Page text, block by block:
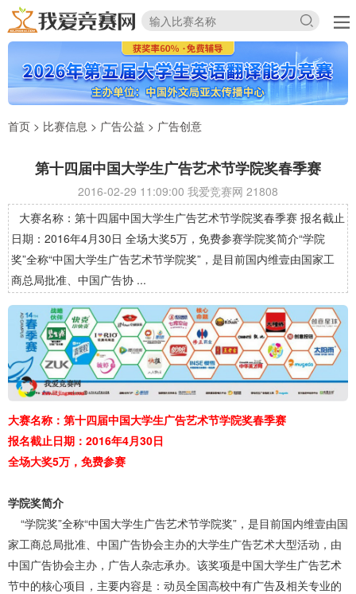
首页 > 比赛信息 > 广告公益 > 广告创意
第十四届中国大学生广告艺术节学院奖春季赛
2016-02-29 11:09:00 我爱竞赛网 21808
大赛名称：第十四届中国大学生广告艺术节学院奖春季赛 报名截止
日期：2016年4月30日 全场大奖5万，免费参赛学院奖简介“学院
奖”全称“中国大学生广告艺术节学院奖”，是目前国内维壹由国家工
商总局批准、中国广告协 ...
大赛名称：第十四届中国大学生广告艺术节学院奖春季赛
报名截止日期：2016年4月30日
全场大奖5万，免费参赛
学院奖简介
“学院奖”全称“中国大学生广告艺术节学院奖”，是目前国内维壹由国
家工商总局批准、中国广告协会主办的大学生广告艺术大型活动，由
中国广告协会主办，广告人杂志承办。该奖项是中国大学生广告艺术
节中的核心项目，主要内容是：动员全国高校中有广告及相关专业的